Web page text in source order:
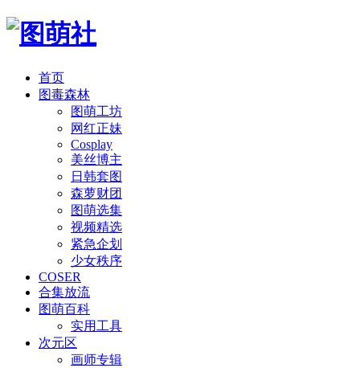
首页
图毒森林
图萌工坊
网红正妹
Cosplay
美丝博主
日韩套图
森萝财团
图萌选集
视频精选
紧急企划
少女秩序
COSER
合集放流
图萌百科
实用工具
次元区
画师专辑